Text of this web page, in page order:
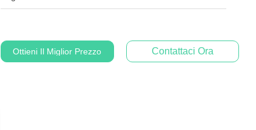
Ottieni Il Miglior Prezzo Contattaci Ora